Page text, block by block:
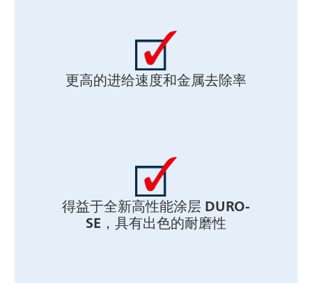
更高的进给速度和金属去除率
得益于全新高性能涂层 DURO-
SE，具有出色的耐磨性